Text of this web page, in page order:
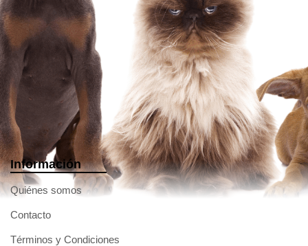
Información
Quiénes somos
Contacto
Términos y Condiciones